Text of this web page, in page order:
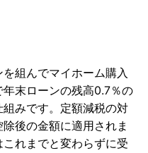
組んでマイホーム購入
末ローンの残高0.7％の
みです。定額減税の対
後の金額に適用されま
れまでと変わらずに受